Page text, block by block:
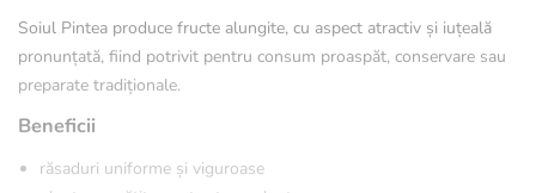
Soiul Pintea produce fructe alungite, cu aspect atractiv și iuțeală
pronunțată, fiind potrivit pentru consum proaspăt, conservare sau
preparate tradiționale.
Beneficii
răsaduri uniforme și viguroase